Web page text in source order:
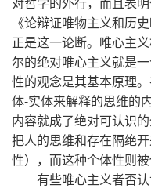
《论辩证唯物主义和历
正是这一论断。唯心主
尔的绝对唯心主义就是
性的观念是其基本原理
体-实体来解释的思维的
内容就成了绝对可认识
把人的思维和存在隔绝
性），而这种个体性则
有些唯心主义者否